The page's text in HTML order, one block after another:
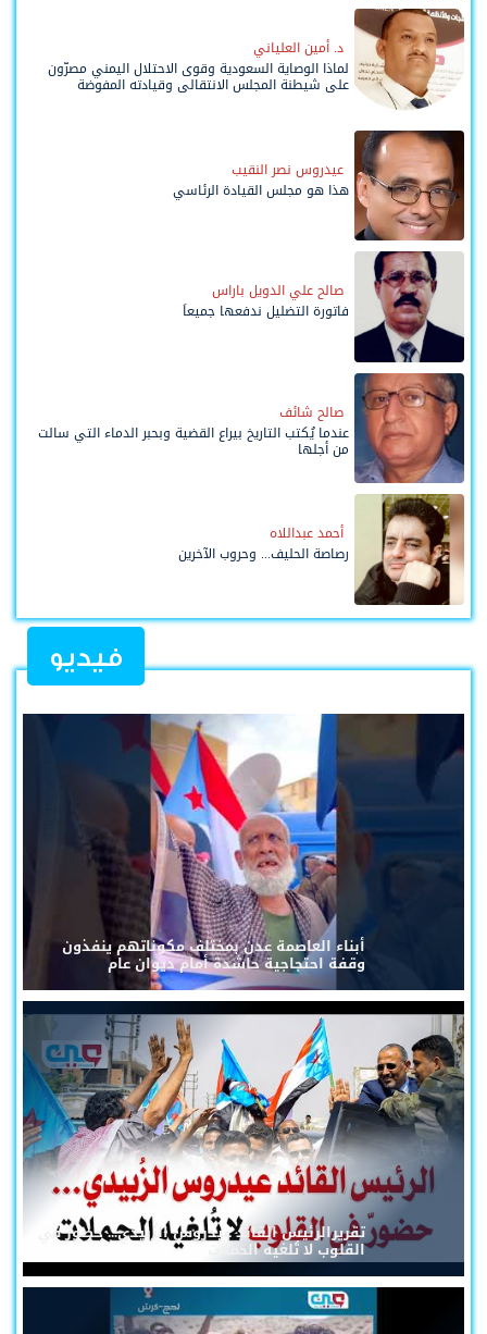
د. أمين العلياني
لماذا الوصاية السعودية وقوى الاحتلال اليمني مصرّون
على شيطنة المجلس الانتقالي وقيادته المفوضة
عيدروس نصر النقيب
هذا هو مجلس القيادة الرئاسي
صالح علي الدويل باراس
فاتورة التضليل ندفعها جميعاً
صالح شائف
عندما يُكتب التاريخ بيراع القضية وبحبر الدماء التي سالت
من أجلها
أحمد عبداللاه
رصاصة الحليف... وحروب الآخرين
فيديو
أبناء العاصمة عدن بمختلف مكوناتهم ينفذون
وقفة احتجاجية حاشدة أمام ديوان عام
تقريرالرئيس القائد عيدروس الزُبيدي... حضورٌ في
القلوب لا تُلغيه الحملات